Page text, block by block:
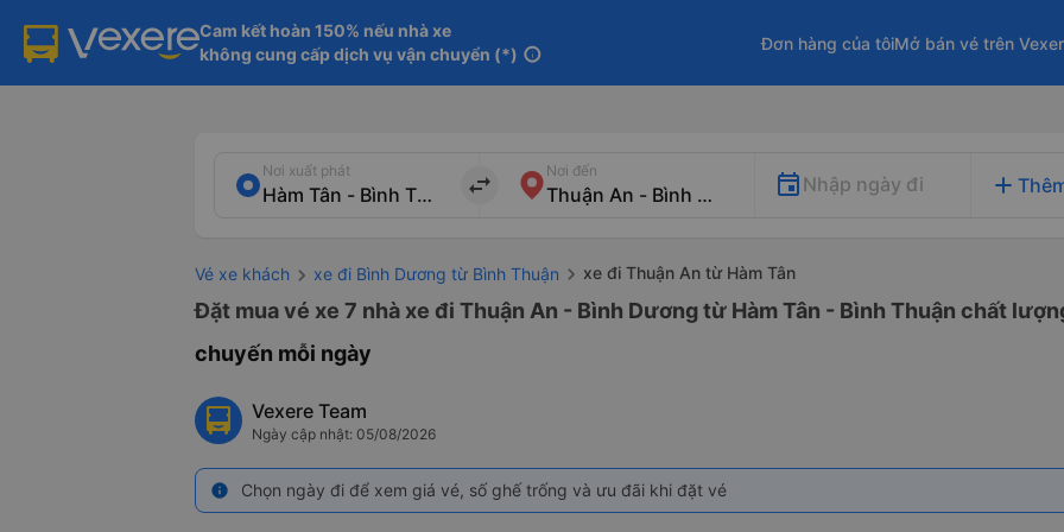
Cam kết hoàn 150% nếu nhà xe
không cung cấp dịch vụ vận chuyển (*) info
Đơn hàng của tôiMở bán vé trên
Nơi xuất phát
import_export
Nơi đến
Nhập ngày đi add
Vé xe khách xe đi Bình Dương từ Bình Thuận xe đi Thuận An từ Hàm Tân
Đặt mua vé xe 7 nhà xe đi Thuận An - Bình Dương từ Hàm Tân - Bình Thuận chất
chuyến mỗi ngày
Vexere Team
Ngày cập nhật: 05/08/2026
info Chọn ngày đi để xem giá vé, số ghế trống và ưu đãi khi đặt vé